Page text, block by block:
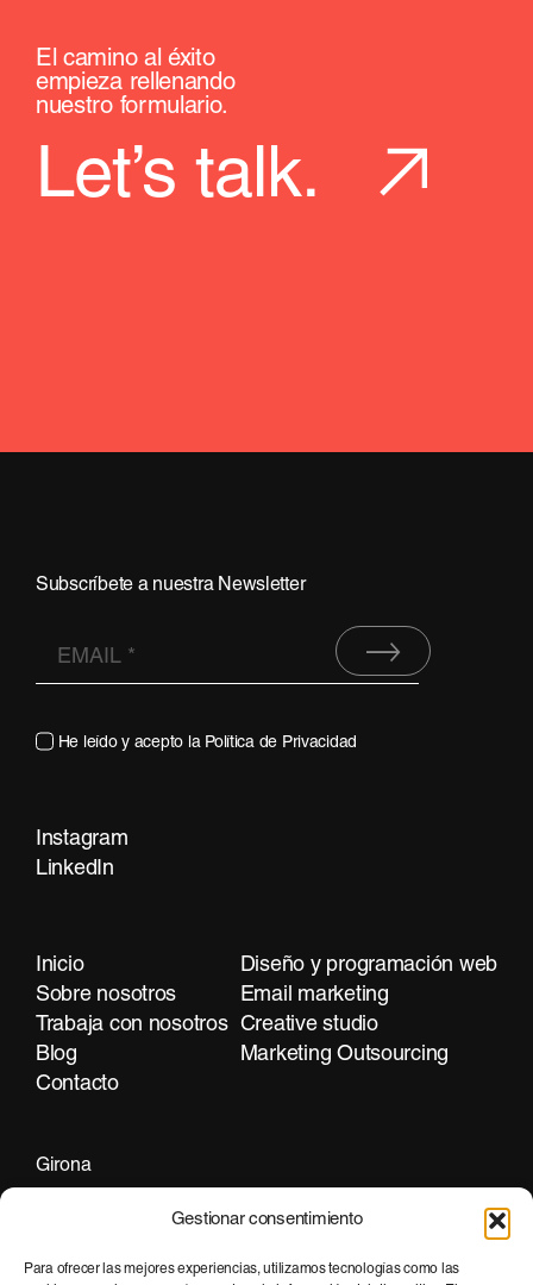
Gestionar consentimiento
Para ofrecer las mejores experiencias, utilizamos tecnologías como las
El camino al éxito
empieza rellenando
nuestro formulario.
Let’s talk.
Subscríbete a nuestra Newsletter
He leído y acepto la Política de Privacidad
Instagram
LinkedIn
Inicio
Sobre nosotros
Trabaja con nosotros
Blog
Contacto
Diseño y programación web
Email marketing
Creative studio
Marketing Outsourcing
Girona